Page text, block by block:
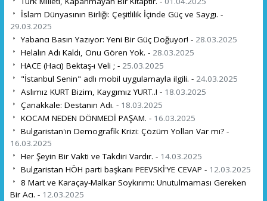
İslam Dünyasının Birliği: Çeşitlilik İçinde Güç ve Saygı. -
29.03.2025
Yabancı Basın Yazıyor: Yeni Bir Güç Doğuyor! - 28.03.2025
Helalın Adı Kaldı, Onu Gören Yok. - 28.03.2025
HACE (Hacı) Bektaş-ı Veli ; - 25.03.2025
"İstanbul Senin" adlı mobil uygulamayla ilgili. - 24.03.2025
Aslımız KURT Bizim, Kaygımız YURT..! - 18.03.2025
Çanakkale: Destanın Adı. - 18.03.2025
KOCAM NEDEN DÖNMEDİ PAŞAM. - 16.03.2025
Bulgaristan'ın Demografik Krizi: Çözüm Yolları Var mı? -
16.03.2025
Her Şeyin Bir Vakti ve Takdiri Vardır. - 14.03.2025
Bulgaristan HÖH parti başkanı PEEVSKİ'YE CEVAP - 12.03.2025
8 Mart ve Karaçay-Malkar Soykırımı: Unutulmaması Gereken
Bir Acı. - 12.03.2025